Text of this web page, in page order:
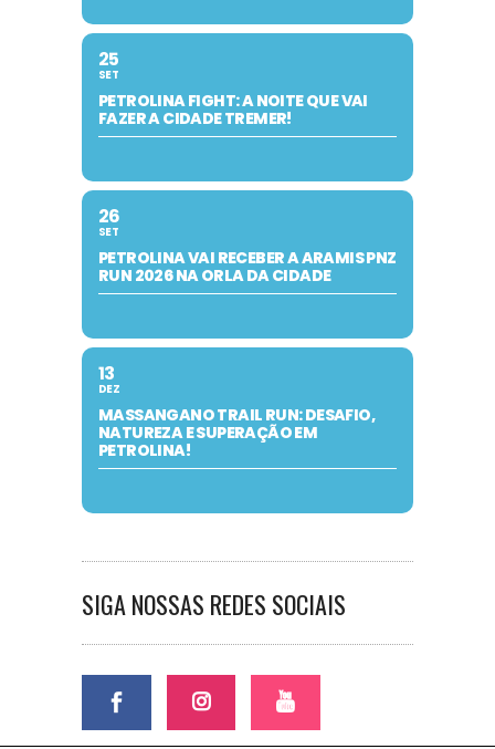
25
SET
PETROLINA FIGHT: A NOITE QUE VAI
FAZER A CIDADE TREMER!
26
SET
PETROLINA VAI RECEBER A ARAMIS PNZ
RUN 2026 NA ORLA DA CIDADE
13
DEZ
MASSANGANO TRAIL RUN: DESAFIO,
NATUREZA E SUPERAÇÃO EM
PETROLINA!
SIGA NOSSAS REDES SOCIAIS